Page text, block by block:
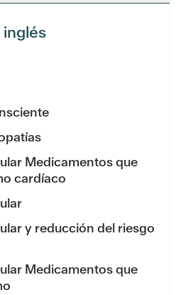
Medicamentos que
cardíaco
y reducción del riesgo
Medicamentos que